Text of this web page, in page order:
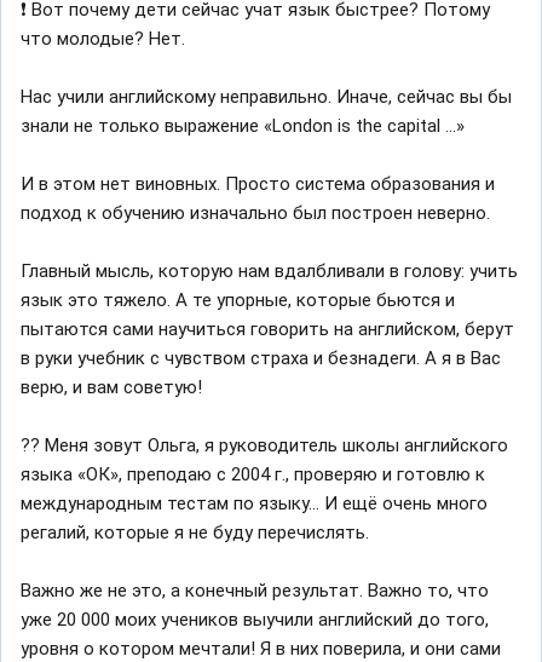
❗ Вот почему дети сейчас учат язык быстрее? Потому
что молодые? Нет.
Нас учили английскому неправильно. Иначе, сейчас вы бы
знали не только выражение «London is the capital ...»
И в этом нет виновных. Просто система образования и
подход к обучению изначально был построен неверно.
Главный мысль, которую нам вдалбливали в голову: учить
язык это тяжело. А те упорные, которые бьются и
пытаются сами научиться говорить на английском, берут
в руки учебник с чувством страха и безнадеги. А я в Вас
верю, и вам советую!
?? Меня зовут Ольга, я руководитель школы английского
языка «ОК», преподаю с 2004 г., проверяю и готовлю к
международным тестам по языку... И ещё очень много
регалий, которые я не буду перечислять.
Важно же не это, а конечный результат. Важно то, что
уже 20 000 моих учеников выучили английский до того,
уровня о котором мечтали! Я в них поверила, и они сами